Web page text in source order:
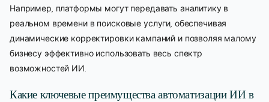
Например, платформы могут передавать аналитику в
реальном времени в поисковые услуги, обеспечивая
динамические корректировки кампаний и позволяя малому
бизнесу эффективно использовать весь спектр
возможностей ИИ.
Какие ключевые преимущества автоматизации ИИ в